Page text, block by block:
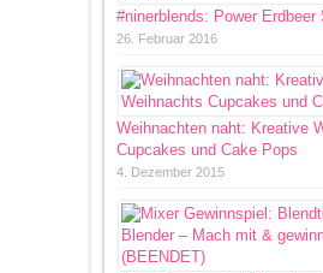
#ninerblends: Power Erdbeer
26. Februar 2016
Weihnachten naht: Kreative
Cupcakes und Cake Pops
4. Dezember 2015